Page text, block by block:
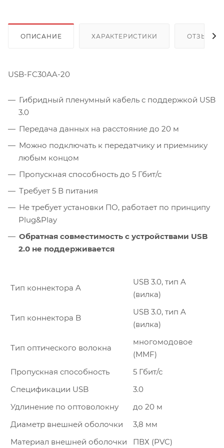
ОПИСАНИЕ ХАРАКТЕРИСТИКИ ОТЗЫВЫ
USB-FC30AA-20
Гибридный пленумный кабель с поддержкой USB
3.0
Передача данных на расстояние до 20 м
Можно подключать к передатчику и приемнику
любым концом
Пропускная способность до 5 Гбит/с
Требует 5 В питания
Не требует установки ПО, работает по принципу
Plug&Play
Обратная совместимость с устройствами USB
2.0 не поддерживается
Тип коннектора A
USB 3.0, тип A
(вилка)
Тип коннектора B
USB 3.0, тип A
(вилка)
Тип оптического волокна
многомодовое
(MMF)
Пропускная способность
5 Гбит/с
Спецификации USB
3.0
Удлинение по оптоволокну
до 20 м
Диаметр внешней оболочки
3,8 мм
Материал внешней оболочки
ПВХ (PVC)